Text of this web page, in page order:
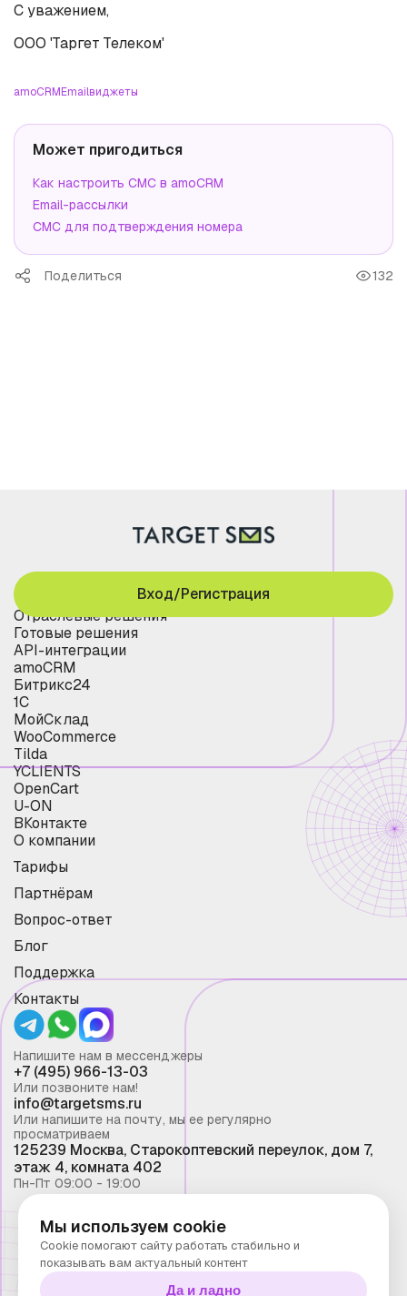
С уважением,
ООО 'Таргет Телеком'
amoCRMEmailвиджеты
Может пригодиться
Как настроить СМС в amoCRM
Email-рассылки
СМС для подтверждения номера
Поделиться 132
Отраслевые решения
Готовые решения
API-интеграции
amoCRM
Битрикс24
1С
МойСклад
WooCommerce
Tilda
YCLIENTS
OpenCart
U-ON
ВКонтакте
О компании
Тарифы
Партнёрам
Вопрос-ответ
Блог
Поддержка
Контакты
Вход/Регистрация
Напишите нам в мессенджеры
+7 (495) 966-13-03
Или позвоните нам!
info@targetsms.ru
Или напишите на почту, мы ее регулярно
просматриваем
125239 Москва, Старокоптевский переулок, дом 7,
этаж 4, комната 402
Пн-Пт 09:00 - 19:00
Смс рассылка 2026 ©
Запрещено копирование материалов сайта без
письменного разрешения ООО "Таргет Телеком"
Мы используем cookie
Cookie помогают сайту работать стабильно и
показывать вам актуальный контент
Да и ладно